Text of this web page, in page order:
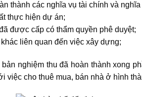
thành các nghĩa vụ tài chính và
thực hiện dự án;
được cấp có thẩm quyền phê duyệt;
liên quan đến việc xây dựng;
nghiệm thu đã hoàn thành xong
việc cho thuê mua, bán nhà ở hình